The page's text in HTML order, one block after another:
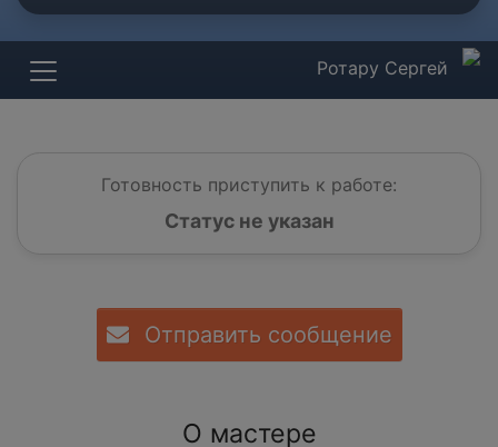
Ротару Сергей
Готовность приступить к работе:
Статус не указан
Отправить сообщение
О мастере